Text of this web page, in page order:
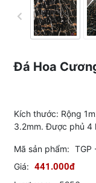
Đá Hoa
Kích thước: Rộng
3.2mm. Được phủ 4
Mã sản phẩm: TGP
Giá: 441.000đ